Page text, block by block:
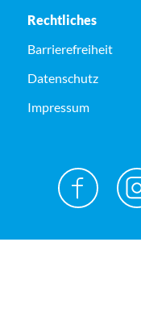
Rechtliches
Barrierefreiheit
Datenschutz
Impressum